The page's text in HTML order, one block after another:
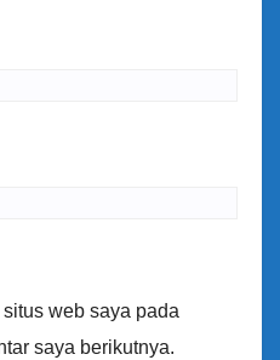
web saya pada
saya berikutnya.